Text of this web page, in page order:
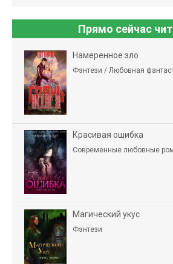
Прямо сейчас
Намеренное зло
Фэнтези / Любовная
Красивая ошибка
Современные любовные
Магический укус
Фэнтези